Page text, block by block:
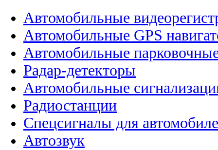
Автомобильные
Автомобильные GPS
Автомобильные
Радар-детекторы
Автомобильные
Радиостанции
Спецсигналы для
Автозвук